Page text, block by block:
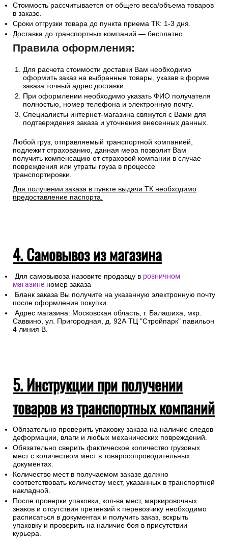
Стоимость рассчитывается от общего веса/объема товаров
в заказе.
Сроки отгрузки товара до пункта приема ТК: 1-3 дня.
Доставка до транспортных компаний — бесплатно
Правила оформления:
Для расчета стоимости доставки Вам необходимо
оформить заказ на выбранные товары, указав в форме
заказа точный адрес доставки.
При оформлении необходимо указать ФИО получателя
полностью, номер телефона и электронную почту.
Специалисты интернет-магазина свяжутся с Вами для
подтверждения заказа и уточнения внесенных данных.
Любой груз, отправляемый транспортной компанией,
подлежит страхованию, данная мера позволит Вам
получить компенсацию от страховой компании в случае
повреждения или утраты груза в процессе
транспортировки.
Для получении заказа в пункте выдачи ТК необходимо
предоставление паспорта.
4. Самовывоз из магазина
Для самовывоза назовите продавцу в розничном
магазине номер заказа
Бланк заказа Вы получите на указанную электронную почту
после оформления покупки.
Адрес магазина: Московская область, г. Балашиха, мкр.
Саввино, ул. Пригородная, д. 92А ТЦ "Стройпарк" павильон
4 линия В.
5. Инструкции при получении
товаров из транспортных компаний
Обязательно проверить упаковку заказа на наличие следов
деформации, влаги и любых механических повреждений.
Обязательно сверить фактическое количество грузовых
мест с количеством мест в товаросопроводительных
документах.
Количество мест в получаемом заказе должно
соответствовать количеству мест, указанных в транспортной
накладной.
После проверки упаковки, кол-ва мест, маркировочных
знаков и отсутствия претензий к перевозчику необходимо
расписаться в документах и получить заказ, вскрыть
упаковку и проверить на наличие боя в присутствии
курьера.